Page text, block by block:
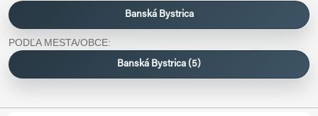
Banská Bystrica
PODĽA MESTA/OBCE:
Banská Bystrica (5)